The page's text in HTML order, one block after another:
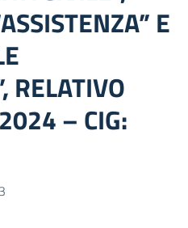
E
RELATIVO
– CIG: